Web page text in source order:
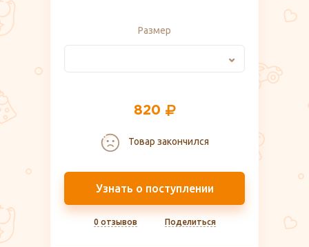
Размер
820
Товар закончился
Узнать о поступлении
0 отзывов Поделиться